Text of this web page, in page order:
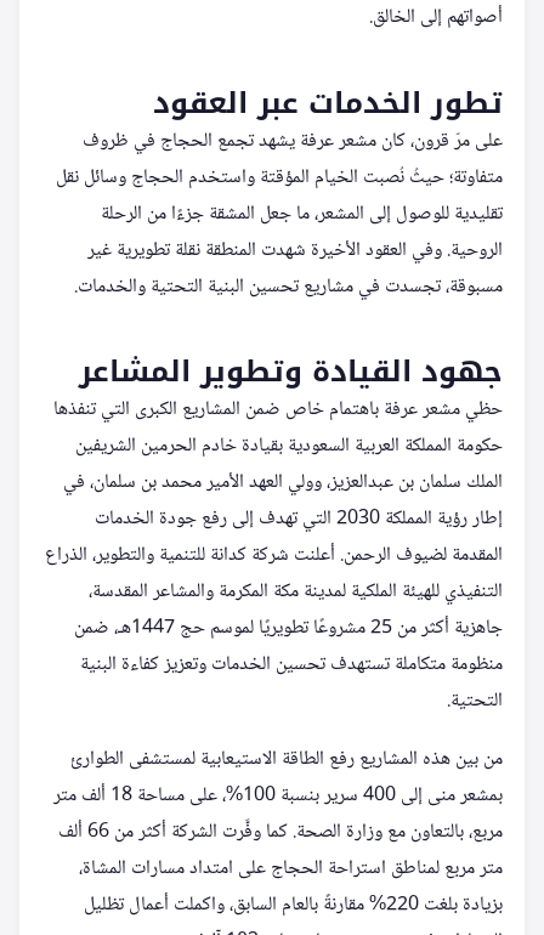
أصواتهم إلى الخالق.
تطور الخدمات عبر العقود
على مرّ قرون، كان مشعر عرفة يشهد تجمع الحجاج في ظروف
متفاوتة؛ حيثُ نُصبت الخيام المؤقتة واستخدم الحجاج وسائل نقل
تقليدية للوصول إلى المشعر، ما جعل المشقة جزءًا من الرحلة
الروحية. وفي العقود الأخيرة شهدت المنطقة نقلة تطويرية غير
مسبوقة، تجسدت في مشاريع تحسين البنية التحتية والخدمات.
جهود القيادة وتطوير المشاعر
حظي مشعر عرفة باهتمام خاص ضمن المشاريع الكبرى التي تنفذها
حكومة المملكة العربية السعودية بقيادة خادم الحرمين الشريفين
الملك سلمان بن عبدالعزيز، وولي العهد الأمير محمد بن سلمان، في
إطار رؤية المملكة 2030 التي تهدف إلى رفع جودة الخدمات
المقدمة لضيوف الرحمن. أعلنت شركة كدانة للتنمية والتطوير، الذراع
التنفيذي للهيئة الملكية لمدينة مكة المكرمة والمشاعر المقدسة،
جاهزية أكثر من 25 مشروعًا تطويريًا لموسم حج 1447هـ، ضمن
منظومة متكاملة تستهدف تحسين الخدمات وتعزيز كفاءة البنية
التحتية.
من بين هذه المشاريع رفع الطاقة الاستيعابية لمستشفى الطوارئ
بمشعر منى إلى 400 سرير بنسبة 100%، على مساحة 18 ألف متر
مربع، بالتعاون مع وزارة الصحة. كما وفَّرت الشركة أكثر من 66 ألف
متر مربع لمناطق استراحة الحجاج على امتداد مسارات المشاة،
بزيادة بلغت 220% مقارنةً بالعام السابق، واكملت أعمال تظليل